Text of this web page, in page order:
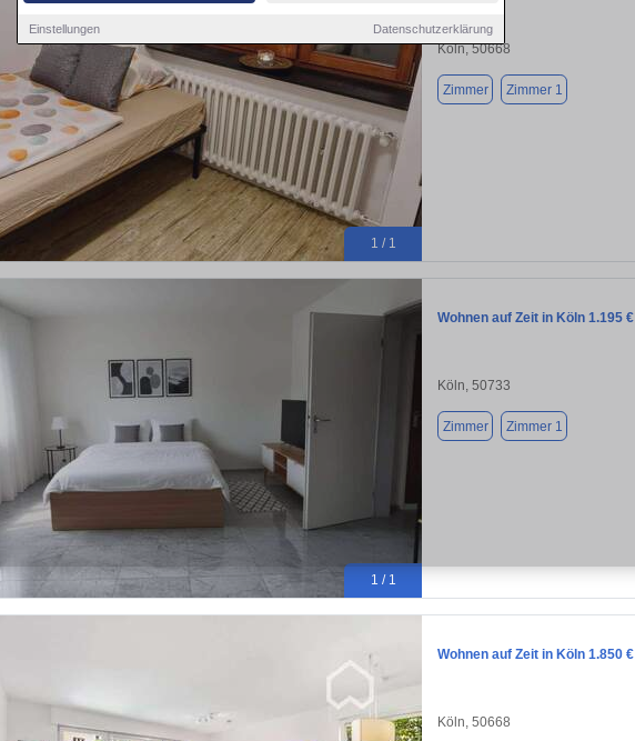
Einstellungen Datenschutzerklärung
1 / 1
Köln, 50668
Zimmer Zimmer 1
1 / 1
Wohnen auf Zeit in Köln 1.195 €
Köln, 50733
Zimmer Zimmer 1
Wohnen auf Zeit in Köln 1.850 €
Köln, 50668